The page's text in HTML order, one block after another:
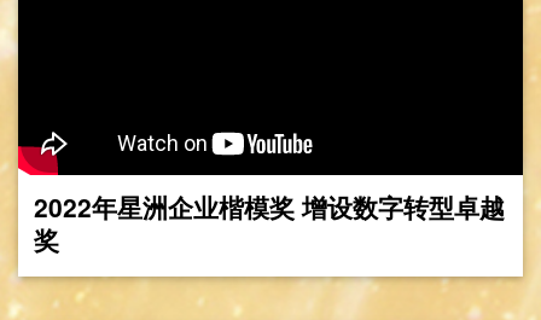
2022年星洲企业楷模奖 增设数字转型卓越
奖